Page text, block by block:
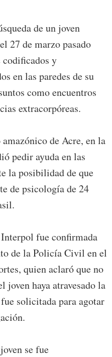
de un joven
27 de marzo pasado
codificados y
en las paredes de su
como encuentros
extracorpóreas.
de Acre, en la
pedir ayuda en las
la posibilidad de que
de psicología de 24
fue confirmada
de la Policía Civil en el
quien aclaró que no
joven haya atravesado la
solicitada para agotar
se fue